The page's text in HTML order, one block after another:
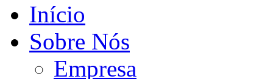
Início
Sobre Nós
Empresa